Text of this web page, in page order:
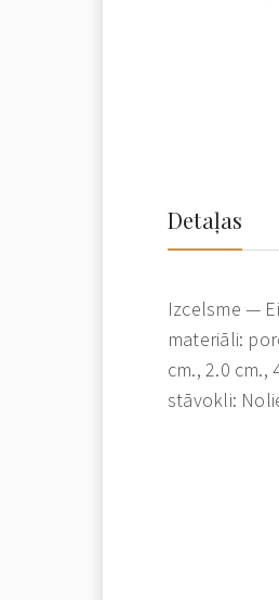
Detaļas
Izcelsme —
materiāli:
cm., 2.0 cm.,
stāvokli: